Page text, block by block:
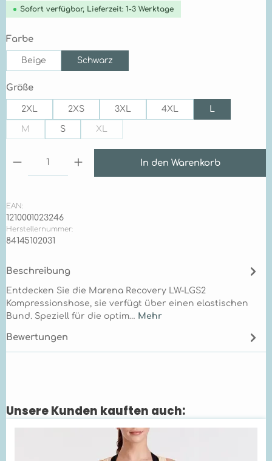
Sofort verfügbar, Lieferzeit: 1-3 Werktage
Farbeauswählen
Beige Schwarz
Größeauswählen
2XL 2XS 3XL 4XL L
M S XL
Produkt Anzahl: Gib den gewünschten Wert
In den Warenkorb
EAN:
1210001023246
Herstellernummer:
84145102031
Beschreibung
Entdecken Sie die Marena Recovery LW-LGS2
Kompressionshose, sie verfügt über einen elastischen
Bund. Speziell für die optim… Mehr
Bewertungen
Produktgalerie überspringen
Unsere Kunden kauften auch: